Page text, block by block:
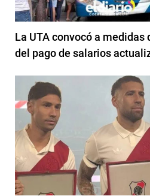
La UTA convocó a
del pago de salarios